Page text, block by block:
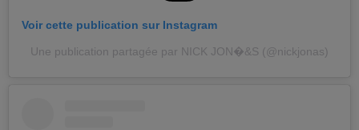
Voir cette publication sur Instagram
Une publication partagée par NICK JON�&S (@nickjonas)